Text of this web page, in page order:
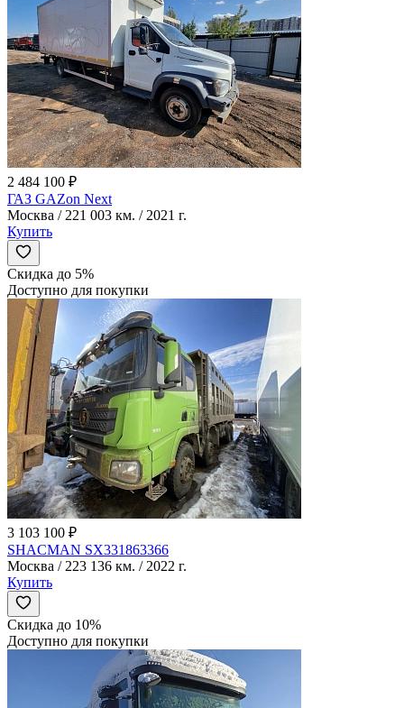
2 484 100 ₽
ГАЗ GAZon Next
Москва / 221 003 км. / 2021 г.
Купить
Скидка до 5%
Доступно для покупки
3 103 100 ₽
SHACMAN SX331863366
Москва / 223 136 км. / 2022 г.
Купить
Скидка до 10%
Доступно для покупки